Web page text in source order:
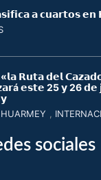
𝗮 𝗰𝘂𝗮𝗿𝘁𝗼𝘀 𝗲𝗻
𝗥𝘂𝘁𝗮 𝗱𝗲𝗹
𝗲𝘀𝘁𝗲 25 𝘆 26 𝗱𝗲
HUARMEY
sociales